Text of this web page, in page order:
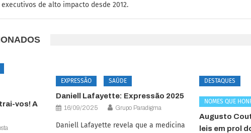
executivos de alto impacto desde 2012.
vos! A
EXPRESSÃO SAÚDE
Daniell Lafayette: Expressão 2025
16/09/2025 Grupo Paradigma
Daniell Lafayette revela que a medicina
DESTAQUES
NOMES QUE
Augusto
leis em prol